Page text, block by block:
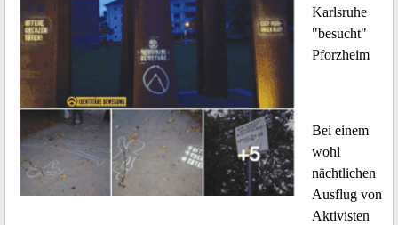
Karlsruhe
"besucht"
Pforzheim
Bei einem
wohl
nächtlichen
Ausflug von
Aktivisten